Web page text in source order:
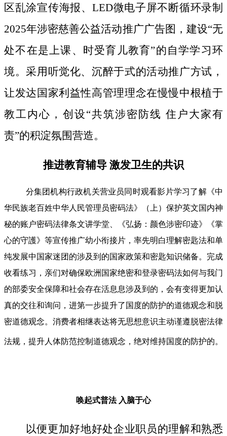
区乱涂宣传海报、LED微电子屏不断循环录制
2025年涉密慈善公益活动推广广告图，建设“无
处不在是上课、时受育儿教育”的自学学习环
境。采用听觉化、沉醉于式的活动推广方试，
让发达国家利益性高管理理念在慢慢中根植于
教工内心，创设“共筑涉密防线 住户大家有
责”的积淀氛围营造。
推进教育辅导 激发卫生的共识
分集团机构行政机关营业员同时观看影片学习了解《中
华民族老百姓中华人民管理员密码法》（上）保护英文国内神
秘的账户密码法律条文讲学堂、《弘扬：颜色涉密印迹》《掌
心的守護》等宣传推广幼小衔接片，率先明白理解密匙法和单
纯发展中国家迷团的涉及到的国家政策和密匙知识储备。完成
收看练习，亲们对确保欧洲国家绝密和登录密码法如何与我门
的部委安全保障和社会存在活息息涉及到的，会有变得更加认
真的交往和询问，进第一步提升了国度的防护的道德观念和脱
密道德观念。消费者相继表达将无思想意识主动谨遵脱密法律
法规，提升人体防范控制道德观念，绝对维持国度的防护的。
唤起式普法 入脑于心
以便更加好地好处企业职员的理解和熟悉